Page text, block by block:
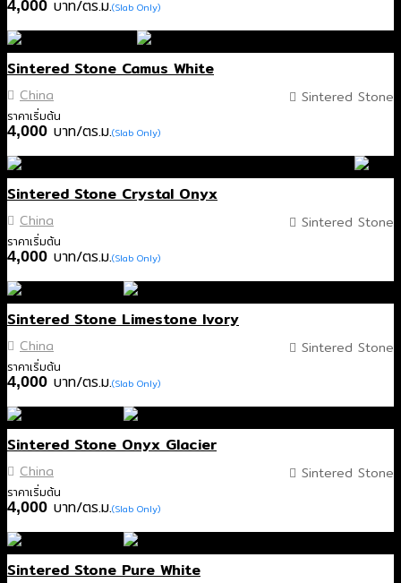
4,000 บาท/ตร.ม.(Slab Only)
Sintered Stone
Sintered Stone Camus White
China
ราคาเริ่มต้น
4,000 บาท/ตร.ม.(Slab Only)
Sintered Stone
Sintered Stone Crystal Onyx
China
ราคาเริ่มต้น
4,000 บาท/ตร.ม.(Slab Only)
Sintered Stone
Sintered Stone Limestone Ivory
China
ราคาเริ่มต้น
4,000 บาท/ตร.ม.(Slab Only)
Sintered Stone
Sintered Stone Onyx Glacier
China
ราคาเริ่มต้น
4,000 บาท/ตร.ม.(Slab Only)
Sintered Stone Pure White